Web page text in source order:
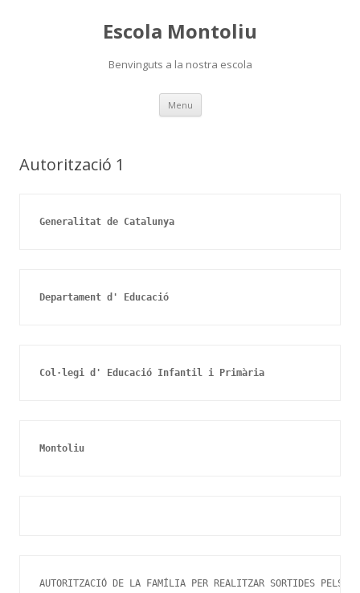
Escola Montoliu
Benvinguts a la nostra escola
Menu Skip
content
Autorització 1
Generalitat de Catalunya
Departament d' Educació
Col·legi d' Educació Infantil i Primària
Montoliu
AUTORITZACIÓ DE LA FAMÍLIA PER REALITZAR SORTIDES PELS